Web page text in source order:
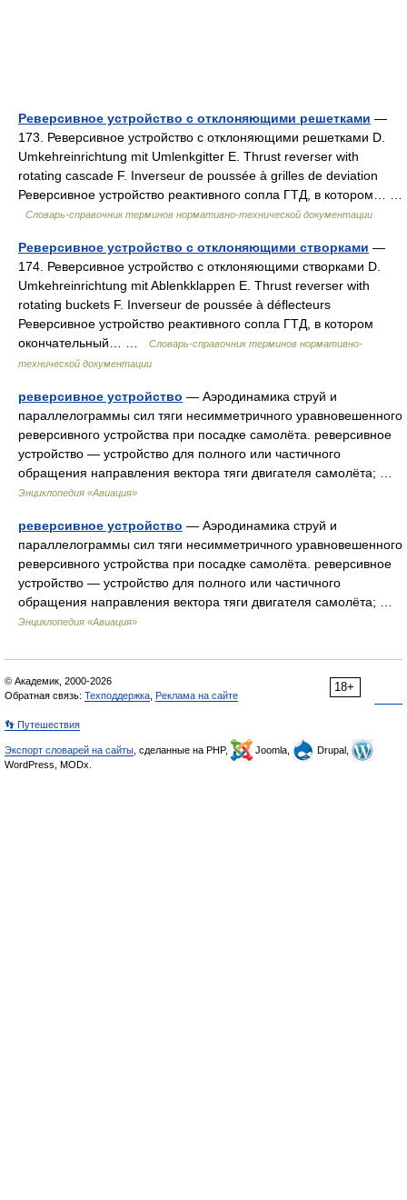
Реверсивное устройство с отклоняющими решетками —
173. Реверсивное устройство с отклоняющими решетками D.
Umkehreinrichtung mit Umlenkgitter E. Thrust reverser with
rotating cascade F. Inverseur de poussée à grilles de deviation
Реверсивное устройство реактивного сопла ГТД, в котором… …
Словарь-справочник терминов нормативно-технической документации
Реверсивное устройство с отклоняющими створками —
174. Реверсивное устройство с отклоняющими створками D.
Umkehreinrichtung mit Ablenkklappen E. Thrust reverser with
rotating buckets F. Inverseur de poussée à déflecteurs
Реверсивное устройство реактивного сопла ГТД, в котором
окончательный… …
Словарь-справочник терминов нормативно-
технической документации
реверсивное устройство — Аэродинамика струй и
параллелограммы сил тяги несимметричного уравновешенного
реверсивного устройства при посадке самолёта. реверсивное
устройство — устройство для полного или частичного
обращения направления вектора тяги двигателя самолёта; …
Энциклопедия «Авиация»
реверсивное устройство — Аэродинамика струй и
параллелограммы сил тяги несимметричного уравновешенного
реверсивного устройства при посадке самолёта. реверсивное
устройство — устройство для полного или частичного
обращения направления вектора тяги двигателя самолёта; …
Энциклопедия «Авиация»
18+
© Академик, 2000-2026
Обратная связь: Техподдержка Реклама на сайте
👣 Путешествия
Экспорт словарей на сайты , сделанные на PHP, Joomla,
Drupal,
WordPress, MODx.